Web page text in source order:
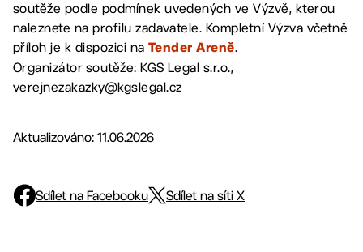
soutěže podle podmínek uvedených ve Výzvě, kterou
naleznete na profilu zadavatele. Kompletní Výzva včetně
příloh je k dispozici na Tender Areně.
Organizátor soutěže: KGS Legal s.r.o.,
verejnezakazky@kgslegal.cz
Aktualizováno: 11.06.2026
Sdílet na Facebooku Sdílet na síti X